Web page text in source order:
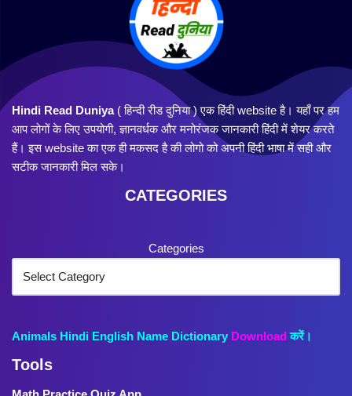
Hindi Read Duniya( हिन्दी रीड दुनिया ) एक हिंदी website है। यहाँ पर हम
आप लोगों के लिए उपयोगी, ज्ञानवर्धक और मनोरंजक जानकारी हिंदी में शेयर करते
हैं। इस website का एक ही मकसद है की लोगो को अपनी हिंदी भाषा में सही और
सटीक जानकारी मिल सके।
CATEGORIES
Categories
Animals Hindi English Name Dictionary Download करें।
Tools